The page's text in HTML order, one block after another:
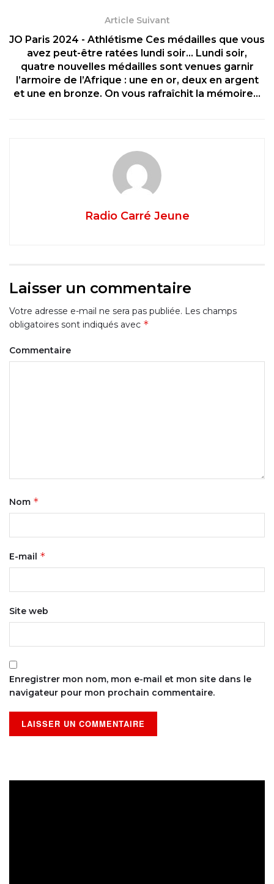
Article Suivant
JO Paris 2024 - Athlétisme Ces médailles que vous
avez peut-être ratées lundi soir… Lundi soir,
quatre nouvelles médailles sont venues garnir
l’armoire de l’Afrique : une en or, deux en argent
et une en bronze. On vous rafraîchit la mémoire…
Radio Carré Jeune
Laisser un commentaire
Votre adresse e-mail ne sera pas publiée. Les champs
obligatoires sont indiqués avec *
Commentaire
Nom *
E-mail *
Site web
Enregistrer mon nom, mon e-mail et mon site dans le
navigateur pour mon prochain commentaire.